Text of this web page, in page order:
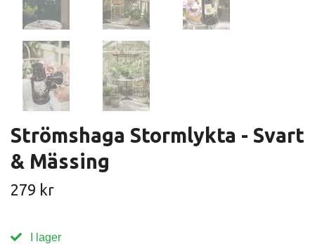
Strömshaga Stormlykta - Svart
& Mässing
279 kr
I lager